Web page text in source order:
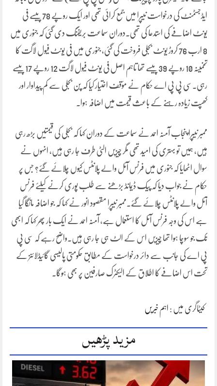
ایڈجسٹمنٹ کی درخواست نیپرا میں جمع کرائی تھی اور ایک روپے 78 پیسے فی
یونٹ اضافے کی استدعا کی تھی۔دوران سماعت بریفنگ دی گئی کہ جنوری میں
8 ارب 76 کروڑ یونٹ بجلی فروخت کی گئی، جنوری میں فی یونٹ فیول لاگت کا
تخمینہ 10 روپے 39 پیسے تھا تاہم اصل فی یونٹ فیول لاگت 12 روپے 17 پیسے
رہی۔سی پی پی اے حکام نے مؤقف اختیار کیا کہ پن بجلی سے کم پیداوار اور
کھپت زیادہ رہنے کے باعث قیمت میں اضافہ ہوا۔
ممبر نیپرا پنجاب آمنہ احمد نے سماعت کے دوران کہا کہ بجلی کی قیمتیں بڑھ رہی
ہیں، ہمیں تو بہتری کی امید تھی مگر چیزیں الٹی طرف جا رہی ہیں، انہوں نے
سوال اٹھایا کہ جنوری میں فرنس آئل والے پلانٹس کیوں چلائے گئے؟ جس پر
حکام نے جواب دیا کہ پیک ڈیمانڈ بڑھنے سے طلب پوری کرنے کیلئے فرنس
آئل والے پلانٹس چلائے گئے۔ممبر نیپرا مقصود انور نے کہا کہ جو اضافہ مانگا گیا
ہے اس کی وجہ فرنس آئل کا استعمال ہے، آمنہ احمد نے ایک بار پھر کہا کہ ابھی
تک جو سوچا ہوا تھا چیزیں اس کے الٹ ہی جا رہی ہیں۔واضح رہے کہ سی پی
پی اے کی جانب سے دائر درخواست کے مطابق حکومتی پالیسی گائیڈلائنز کے
تحت اس اضافے کا اطلاق کے الیکٹرک صارفین پر بھی ہوگا۔
کیٹاگری میں : اہم خبریں
مزید پڑھیں